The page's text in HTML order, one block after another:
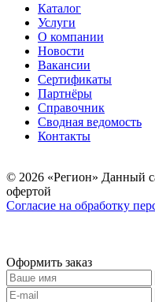
Каталог
Услуги
О компании
Новости
Вакансии
Сертификаты
Партнёры
Справочник
Сводная ведомость
Контакты
© 2026 «Регион» Данный
офертой
Согласие на обработку
Оформить заказ